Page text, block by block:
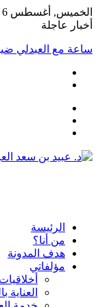
الخميس, أغسطس 6 2026
أخبار عاجلة
ساعة مع العبدلي
القائمة
الرئيسة
من أنا؟
هدف المدونة
مؤلفاتي
العناية